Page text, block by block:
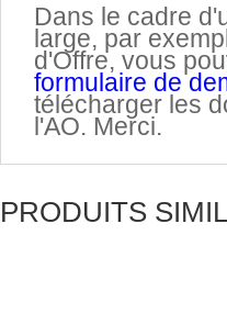
Dans le cadre
large, par
d'Offre, vous
formulaire de
télécharger les
l'AO. Merci.
PRODUITS